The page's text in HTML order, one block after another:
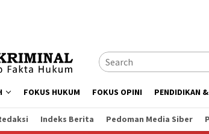
FOKUS HUKUM FOKUS OPINI PENDIDIKAN
Indeks Berita Pedoman Media Siber